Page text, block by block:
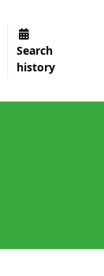
Search
history